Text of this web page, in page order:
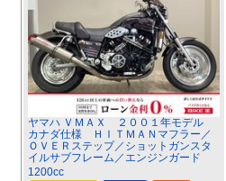
ヤマハ ＶＭＡＸ ２００１年モデル
カナダ仕様 ＨＩＴＭＡＮマフラー／
ＯＶＥＲステップ／ショットガンスタ
イルサブフレーム／エンジンガード
1200cc